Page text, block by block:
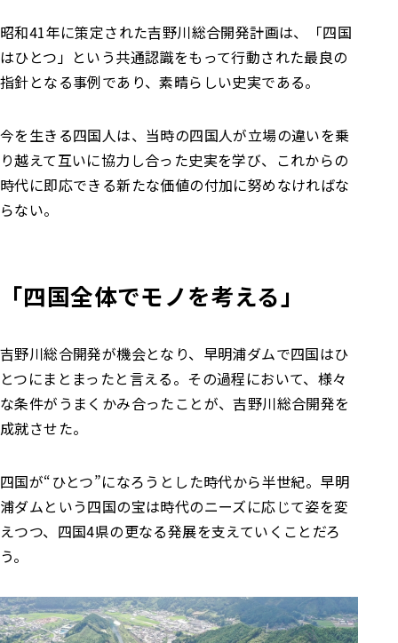
昭和41年に策定された吉野川総合開発計画は、「四国
はひとつ」という共通認識をもって行動された最良の
指針となる事例であり、素晴らしい史実である。
今を生きる四国人は、当時の四国人が立場の違いを乗
り越えて互いに協力し合った史実を学び、これからの
時代に即応できる新たな価値の付加に努めなければな
らない。
「四国全体でモノを考える」
吉野川総合開発が機会となり、早明浦ダムで四国はひ
とつにまとまったと言える。その過程において、様々
な条件がうまくかみ合ったことが、吉野川総合開発を
成就させた。
四国が“ひとつ”になろうとした時代から半世紀。早明
浦ダムという四国の宝は時代のニーズに応じて姿を変
えつつ、四国4県の更なる発展を支えていくことだろ
う。